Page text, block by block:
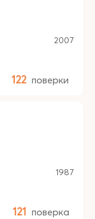
2007
122 поверки
1987
121 поверка